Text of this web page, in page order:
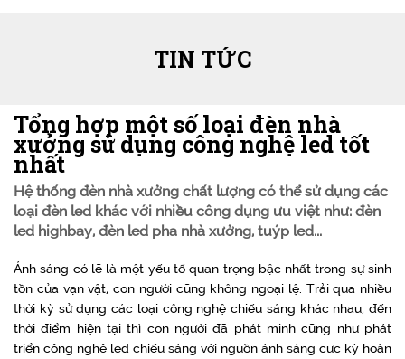
TIN TỨC
Tổng hợp một số loại đèn nhà
xưởng sử dụng công nghệ led tốt
nhất
Hệ thống đèn nhà xưởng chất lượng có thể sử dụng các
loại đèn led khác với nhiều công dụng ưu việt như: đèn
led highbay, đèn led pha nhà xưởng, tuýp led...
Ánh sáng có lẽ là một yếu tố quan trọng bậc nhất trong sự sinh
tồn của vạn vật, con người cũng không ngoại lệ. Trải qua nhiều
thời kỳ sử dụng các loại công nghệ chiếu sáng khác nhau, đến
thời điểm hiện tại thì con người đã phát minh cũng như phát
triển công nghệ led chiếu sáng với nguồn ánh sáng cực kỳ hoàn